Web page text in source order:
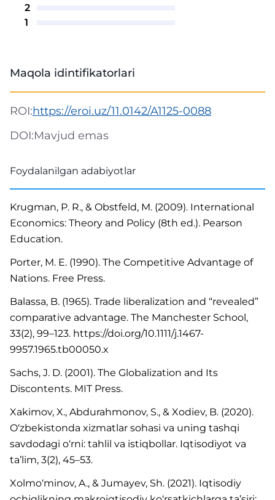
2
1
Maqola idintifikatorlari
ROI:https://eroi.uz/11.0142/A1125-0088
DOI:Mavjud emas
Foydalanilgan adabiyotlar
Krugman, P. R., & Obstfeld, M. (2009). International
Economics: Theory and Policy (8th ed.). Pearson
Education.
Porter, M. E. (1990). The Competitive Advantage of
Nations. Free Press.
Balassa, B. (1965). Trade liberalization and “revealed”
comparative advantage. The Manchester School,
33(2), 99–123. https://doi.org/10.1111/j.1467-
9957.1965.tb00050.x
Sachs, J. D. (2001). The Globalization and Its
Discontents. MIT Press.
Xakimov, X., Abdurahmonov, S., & Xodiev, B. (2020).
O‘zbekistonda xizmatlar sohasi va uning tashqi
savdodagi o‘rni: tahlil va istiqbollar. Iqtisodiyot va
ta’lim, 3(2), 45–53.
Xolmo‘minov, A., & Jumayev, Sh. (2021). Iqtisodiy